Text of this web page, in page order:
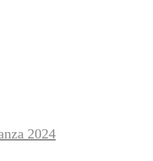
2024